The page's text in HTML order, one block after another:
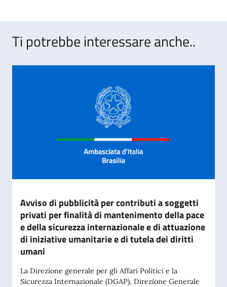
Ti potrebbe interessare anche..
Avviso di pubblicità per contributi a soggetti
privati per finalità di mantenimento della pace
e della sicurezza internazionale e di attuazione
di iniziative umanitarie e di tutela dei diritti
umani
La Direzione generale per gli Affari Politici e la
Sicurezza Internazionale (DGAP), Direzione Generale